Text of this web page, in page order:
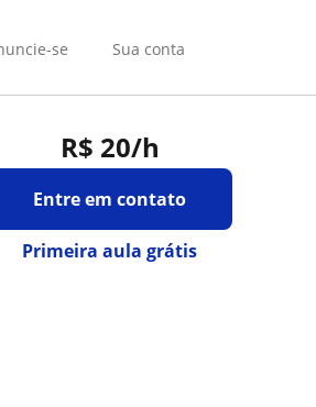
se Sua conta
R$ 20/h
Entre em contato
Primeira aula grátis